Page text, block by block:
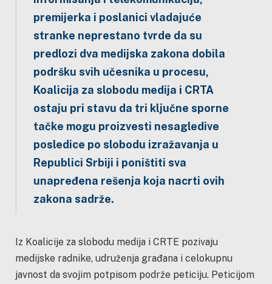
premijerka i poslanici vladajuće
stranke neprestano tvrde da su
predlozi dva medijska zakona dobila
podršku svih učesnika u procesu,
Koalicija za slobodu medija i CRTA
ostaju pri stavu da tri ključne sporne
tačke mogu proizvesti nesagledive
posledice po slobodu izražavanja u
Republici Srbiji i poništiti sva
unapređena rešenja koja nacrti ovih
zakona sadrže.
Iz Koalicije za slobodu medija i CRTE pozivaju
medijske radnike, udruženja građana i celokupnu
javnost da svojim potpisom podrže peticiju. Peticijom